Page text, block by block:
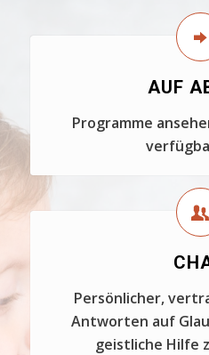
AUF
Programme
Persönlicher,
Antworten auf
geistliche Hilfe